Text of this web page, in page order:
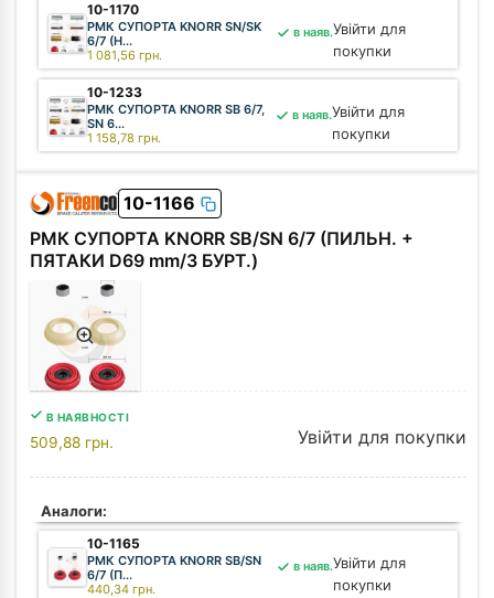
10-1170
РМК СУПОРТА KNORR SN/SK
6/7 (Н...
1 081,56 грн.
в наяв.Увійти для
покупки
10-1233
РМК СУПОРТА KNORR SB 6/7,
SN 6...
1 158,78 грн.
в наяв.Увійти для
покупки
10-1166
РМК СУПОРТА KNORR SB/SN 6/7 (ПИЛЬН. +
ПЯТАКИ D69 mm/З БУРТ.)
В НАЯВНОСТІ
509,88 грн. Увійти для покупки
Аналоги:
10-1165
РМК СУПОРТА KNORR SB/SN
6/7 (П...
440,34 грн.
в наяв.Увійти для
покупки